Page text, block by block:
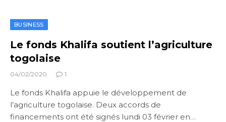
BUSINESS
Le fonds Khalifa soutient l’agriculture
togolaise
04/02/2020 1
Le fonds Khalifa appuie le développement de
l’agriculture togolaise. Deux accords de
financements ont été signés lundi 03 février en…